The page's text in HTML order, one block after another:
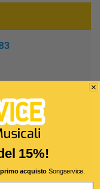
15%!
acquistoSongservice.